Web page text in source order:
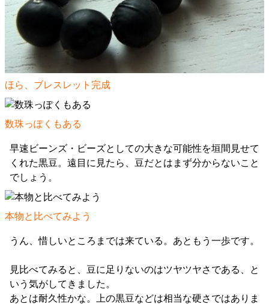
ほら、ブレスレット完成
数珠っぽくもある
早速ビーンズ・ビーズとしての大きな可能性を垣間見せて
くれた黒豆。遠目に見たら、豆だとはまず分からないこと
でしょう。
本物と比べてみよう
うん、惜しいところまでは来ている。あともう一歩です。
見比べてみると、豆に足りないのはツヤツヤさである、と
いう気がしてきました。
あとは耐久性かな。上の黒豆などは相当な硬さではありま